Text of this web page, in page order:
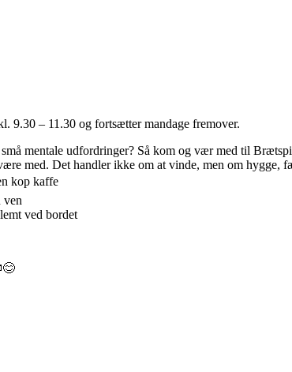
9.30 – 11.30 og fortsætter mandage fremover.
mentale udfordringer? Så kom og vær med til
med. Det handler ikke om at vinde, men om hygge,
kop kaffe
ven
ved bordet